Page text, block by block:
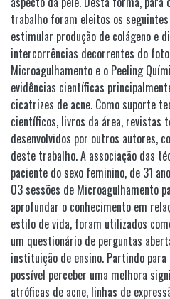
trabalho foram eleitos os
estimular produção de colágeno e
intercorrências decorrentes do
Microagulhamento e o Peeling
evidências científicas
cicatrizes de acne. Como suporte
científicos, livros da área, revistas
desenvolvidos por outros autores,
deste trabalho. A associação das
paciente do sexo feminino, de 31
03 sessões de Microagulhamento
aprofundar o conhecimento em
estilo de vida, foram utilizados
um questionário de perguntas
instituição de ensino. Partindo
possível perceber uma melhora
atróficas de acne, linhas de